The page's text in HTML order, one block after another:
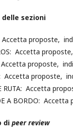
sezioni
Accetta proposte,
Accetta
Accetta proposte,
Accetta proposte,
RUTA: Accetta
A BORDO:
di peer review